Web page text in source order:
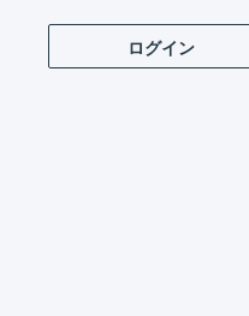
ログイン
す。表題の件につい
ります。ご利用の皆
すべての機能で復旧が
障害の間、各カート
った受注データは順次